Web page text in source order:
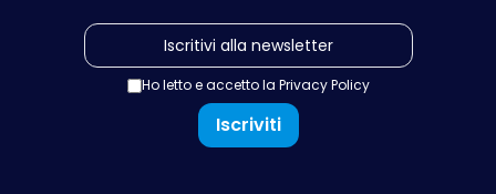
Ho letto e accetto la Privacy Policy
Iscriviti